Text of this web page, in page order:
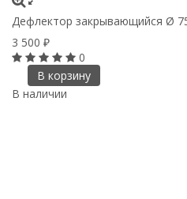
Дефлектор закрывающийся Ø
3 500 ₽
0
В корзину
В наличии